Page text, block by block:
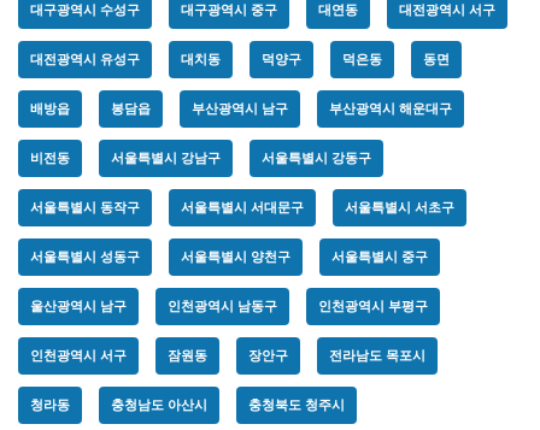
대구광역시 수성구 대구광역시 중구 대연동 대전광역시 서구
대전광역시 유성구 대치동 덕양구 덕은동 동면
배방읍 봉담읍 부산광역시 남구 부산광역시 해운대구
비전동 서울특별시 강남구 서울특별시 강동구
서울특별시 동작구 서울특별시 서대문구 서울특별시 서초구
서울특별시 성동구 서울특별시 양천구 서울특별시 중구
울산광역시 남구 인천광역시 남동구 인천광역시 부평구
인천광역시 서구 잠원동 장안구 전라남도 목포시
청라동 충청남도 아산시 충청북도 청주시